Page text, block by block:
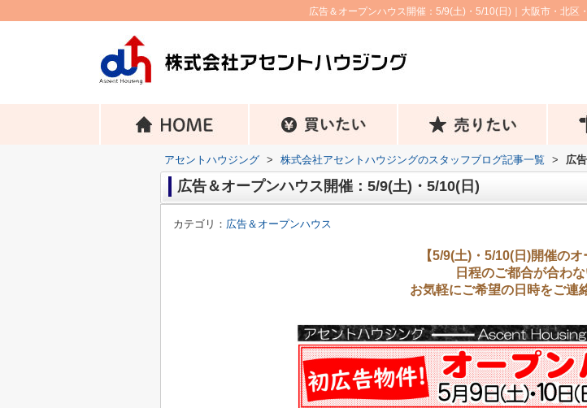
広告＆オープンハウス開催：5/9(土)・5/10(日)｜大阪市・北区
アセントハウジング > 株式会社アセントハウジングのスタッフブログ記事一覧 > 広
広告＆オープンハウス開催：5/9(土)・5/10(日)
カテゴリ： 広告＆オープンハウス
【5/9(土)・5/10(日)開催のオ
日程のご都合が合わな
お気軽にご希望の日時をご連